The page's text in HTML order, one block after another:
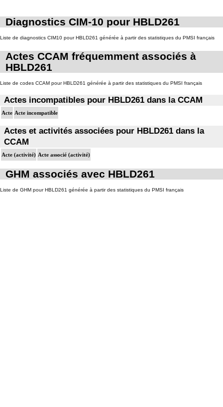
Diagnostics CIM-10 pour HBLD261
Liste de diagnostics CIM10 pour HBLD261 générée à partir des statistiques du PMSI français
Actes CCAM fréquemment associés à
HBLD261
Liste de codes CCAM pour HBLD261 générée à partir des statistiques du PMSI français
Actes incompatibles pour HBLD261 dans la CCAM
Acte Acte incompatible
Actes et activités associées pour HBLD261 dans la
CCAM
Acte (activité) Acte associé (activité)
GHM associés avec HBLD261
Liste de GHM pour HBLD261 générée à partir des statistiques du PMSI français